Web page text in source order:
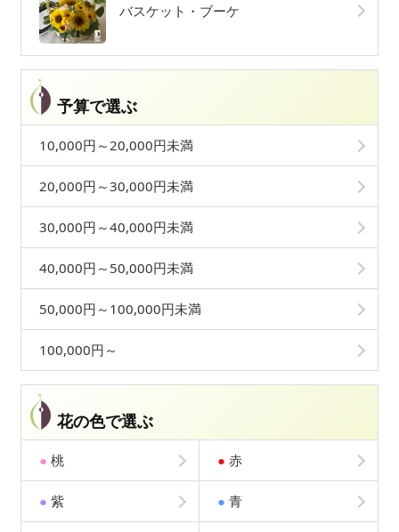
バスケット・ブーケ
予算で選ぶ
10,000円～20,000円未満
20,000円～30,000円未満
30,000円～40,000円未満
40,000円～50,000円未満
50,000円～100,000円未満
100,000円～
花の色で選ぶ
● 桃 ● 赤
● 紫 ● 青